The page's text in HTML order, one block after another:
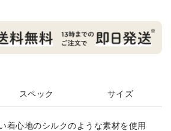
スペック サイズ
着心地のシルクのような素材を使用